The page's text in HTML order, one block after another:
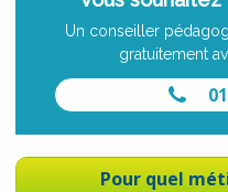
Un conseiller
gratuitement
Pour quel